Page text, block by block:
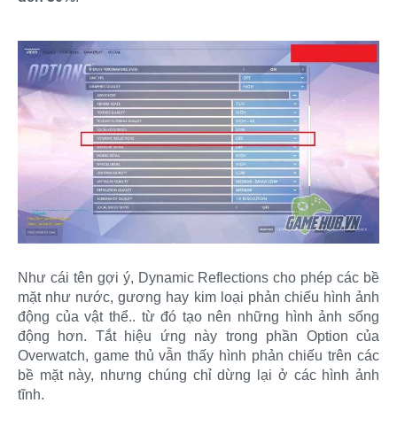
Như cái tên gợi ý, Dynamic Reflections cho phép các bề
mặt như nước, gương hay kim loại phản chiếu hình ảnh
động của vật thể.. từ đó tạo nên những hình ảnh sống
động hơn. Tắt hiệu ứng này trong phần Option của
Overwatch, game thủ vẫn thấy hình phản chiếu trên các
bề mặt này, nhưng chúng chỉ dừng lại ở các hình ảnh
tĩnh.